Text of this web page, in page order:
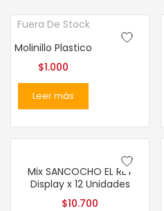
Fuera De Stock
Molinillo Plastico
$1.000
Leer más
Mix SANCOCHO EL REY
Display x 12 Unidades
$10.700